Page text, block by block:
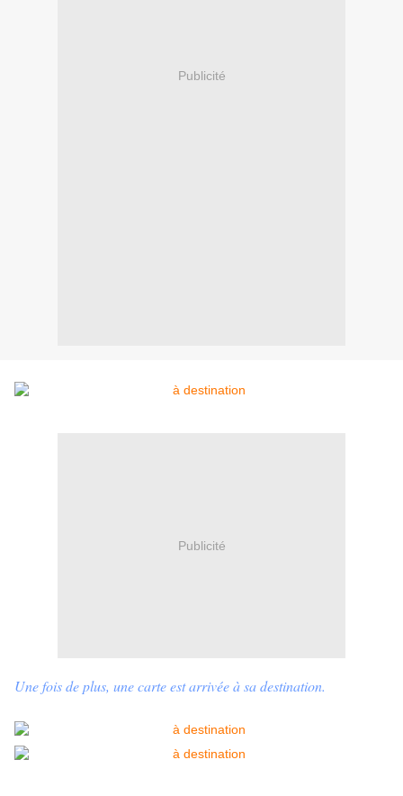
Publicité
Publicité
Une fois de plus, une carte est arrivée à sa destination.